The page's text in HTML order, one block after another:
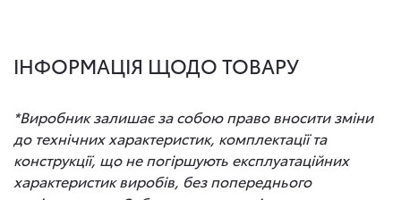
ІНФОРМАЦІЯ ЩОДО ТОВАРУ
*Виробник залишає за собою право вносити зміни
до технічних характеристик, комплектації та
конструкції, що не погіршують експлуатаційних
характеристик виробів, без попереднього